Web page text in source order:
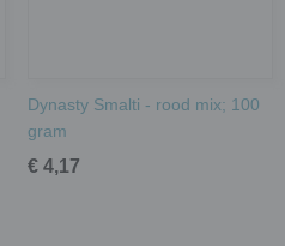
Dynasty Smalti - rood mix; 100
gram
€ 4,17